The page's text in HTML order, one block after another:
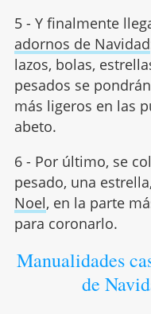
5 - Y finalmente
adornos de Navidad
lazos, bolas,
pesados se
más ligeros en las
abeto.
6 - Por último, se
pesado, una
Noel, en la parte
para coronarlo.
Manualidades
de